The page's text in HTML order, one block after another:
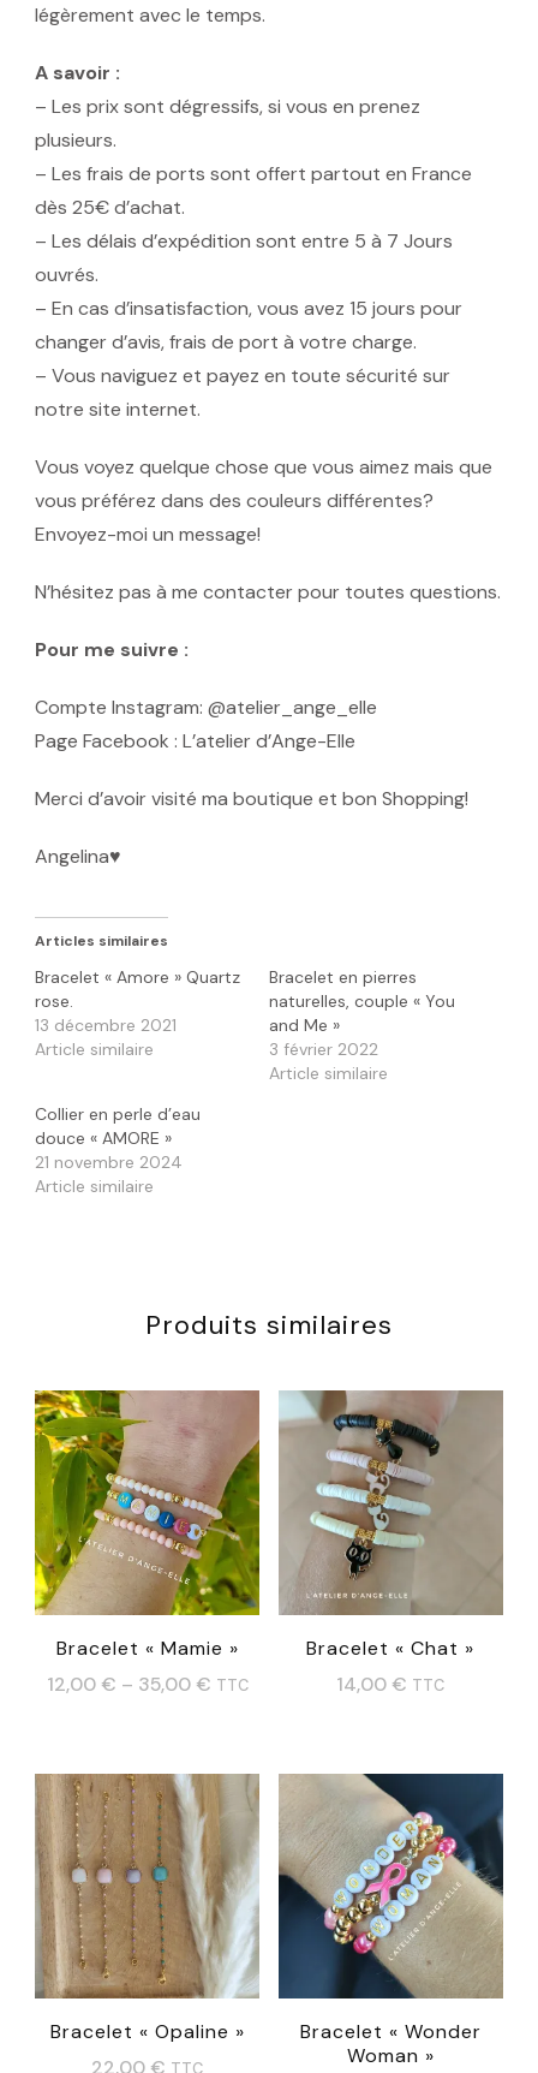
légèrement avec le temps.
A savoir :
– Les prix sont dégressifs, si vous en prenez
plusieurs.
– Les frais de ports sont offert partout en France
dès 25€ d’achat.
– Les délais d’expédition sont entre 5 à 7 Jours
ouvrés.
– En cas d’insatisfaction, vous avez 15 jours pour
changer d’avis, frais de port à votre charge.
– Vous naviguez et payez en toute sécurité sur
notre site internet.
Vous voyez quelque chose que vous aimez mais que
vous préférez dans des couleurs différentes?
Envoyez-moi un message!
N’hésitez pas à me contacter pour toutes questions.
Pour me suivre :
Compte Instagram: @atelier_ange_elle
Page Facebook : L’atelier d’Ange-Elle
Merci d’avoir visité ma boutique et bon Shopping!
Angelina♥️
Articles similaires
Bracelet « Amore » Quartz
rose.
13 décembre 2021
Article similaire
Bracelet en pierres
naturelles, couple « You
and Me »
3 février 2022
Article similaire
Collier en perle d’eau
douce « AMORE »
21 novembre 2024
Article similaire
Produits similaires
Bracelet « Mamie »
12,00 € – 35,00 € TTC
a
plusieurs
variations.
Les
options
peuvent
être
Bracelet « Chat »
14,00 € TTC
a
plusieurs
variations.
Les
options
peuvent
être
Bracelet « Opaline »
22,00 € TTC
Bracelet « Wonder
Woman »